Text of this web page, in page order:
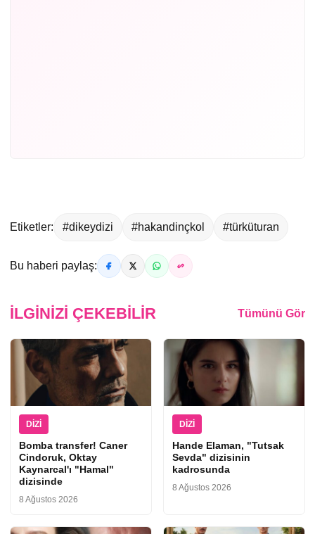
Etiketler: #dikeydizi #hakandinçkol #türküturan
Bu haberi paylaş:
İLGINIZI ÇEKEBILIR Tümünü Gör
DIZI
Bomba transfer! Caner
Cindoruk, Oktay
Kaynarcal'ı "Hamal"
dizisinde
8 Ağustos 2026
DIZI
Hande Elaman, "Tutsak
Sevda" dizisinin
kadrosunda
8 Ağustos 2026